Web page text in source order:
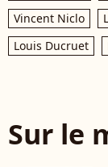
Vincent Niclo
Louis Ducruet
Sur le